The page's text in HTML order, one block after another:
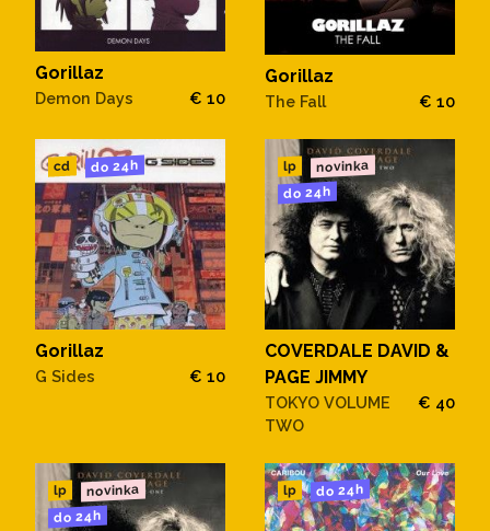
Gorillaz
Demon Days € 10
Gorillaz
The Fall € 10
cd do 24h
Gorillaz
G Sides € 10
lp novinka
do 24h
COVERDALE DAVID &
PAGE JIMMY
TOKYO VOLUME
TWO
€ 40
lp novinka
do 24h
lp do 24h